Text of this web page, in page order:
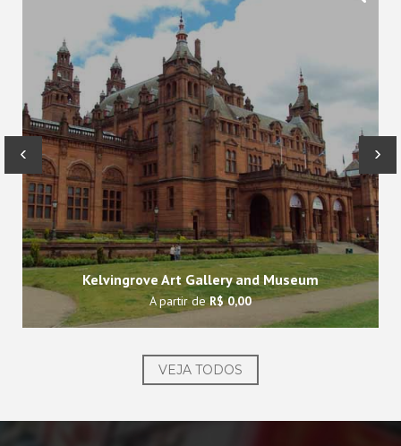
Kelvingrove Art Gallery and Museum
A partir deR$ 0,00
‹ ›
VEJA TODOS